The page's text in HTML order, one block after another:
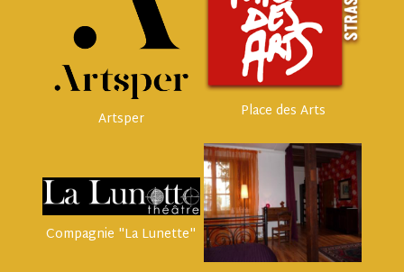
Artsper Place des Arts
Compagnie "La Lunette"